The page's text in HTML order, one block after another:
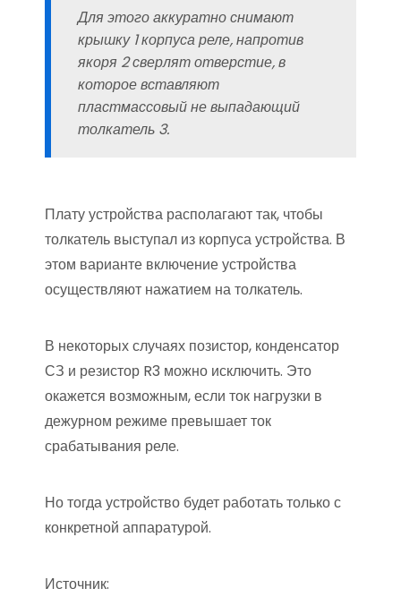
Для этого аккуратно снимают
крышку 1 корпуса реле, напротив
якоря 2 сверлят отверстие, в
которое вставляют
пластмассовый не выпадающий
толкатель 3.
Плату устройства располагают так, чтобы
толкатель выступал из корпуса устройства. В
этом варианте включение устройства
осуществляют нажатием на толкатель.
В некоторых случаях позистор, конденсатор
СЗ и резистор R3 можно исключить. Это
окажется возможным, если ток нагрузки в
дежурном режиме превышает ток
срабатывания реле.
Но тогда устройство будет работать только с
конкретной аппаратурой.
Источник: